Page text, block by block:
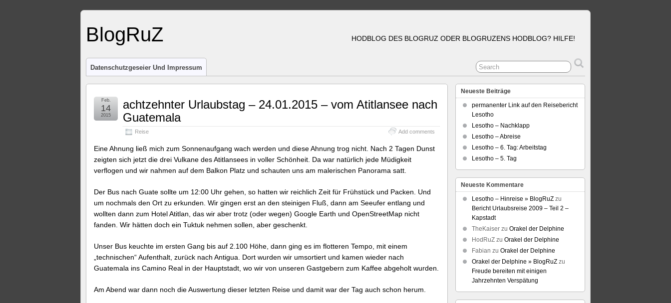
BlogRuZ HODBLOG DES BLOGRUZ ODER BLOGRUZENS HODBLOG? HILFE!
Datenschutzgeseier Und Impressum
achtzehnter Urlaubstag – 24.01.2015 – vom Atitlansee nach
Guatemala
Reise Add comments
Feb.
14
2015
Eine Ahnung ließ mich zum Sonnenaufgang wach werden und diese Ahnung trog nicht. Nach 2 Tagen Dunst
zeigten sich jetzt die drei Vulkane des Atitlansees in voller Schönheit. Da war natürlich jede Müdigkeit
verflogen und wir nahmen auf dem Balkon Platz und schauten uns am malerischen Panorama satt.
Der Bus nach Guate sollte um 12:00 Uhr gehen, so hatten wir reichlich Zeit für Frühstück und Packen. Und
um nochmals den Ort zu erkunden. Wir gingen erst an den steinigen Fluß, dann am Seeufer entlang und
wollten dann zum Hotel Atitlan, das wir aber trotz (oder wegen) Google Earth und OpenStreetMap nicht
fanden. Wir hätten doch ein Tuktuk nehmen sollen, aber geschenkt.
Unser Bus keuchte im ersten Gang bis auf 2.100 Höhe, dann ging es im flotteren Tempo, mit einem
„technischen“ Aufenthalt, zurück nach Antigua. Dort wurden wir umsortiert und kamen wieder nach
Guatemala ins Camino Real in der Hauptstadt, wo wir von unseren Gastgebern zum Kaffee abgeholt wurden.
Am Abend war dann noch die Auswertung dieser letzten Reise und damit war der Tag auch schon herum.
Neueste Beiträge
permanenter Link auf den Reisebericht
Lesotho
Lesotho – Nachklapp
Lesotho – Abreise
Lesotho – 6. Tag: Arbeitstag
Lesotho – 5. Tag
Neueste Kommentare
Lesotho – Hinreise » BlogRuZ zu
Bericht Urlaubsreise 2009 – Teil 2 –
Kapstadt
TheKaiser zu Orakel der Delphine
HodRuZ zu Orakel der Delphine
Fabian zu Orakel der Delphine
Orakel der Delphine » BlogRuZ zu
Freude bereiten mit einigen
Jahrzehnten Verspätung